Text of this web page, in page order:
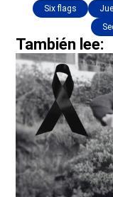
Six flags
También lee: